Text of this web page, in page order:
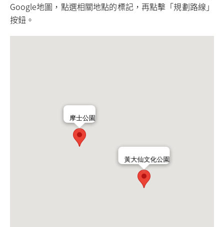
Google地圖，點選相關地點的標記，再點擊「規劃路線」
按鈕。
摩士公園
黃大仙文化公園